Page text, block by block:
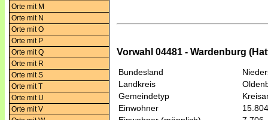
Orte mit M
Orte mit N
Orte mit O
Orte mit P
Orte mit Q
Orte mit R
Orte mit S
Orte mit T
Orte mit U
Orte mit V
Vorwahl 04481 - Wardenburg
Bundesland
Landkreis
Gemeindetyp
Einwohner
15.804